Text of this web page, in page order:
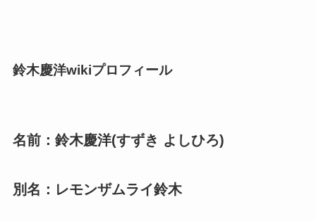
鈴木慶洋wikiプロフィール
名前：鈴木慶洋(すずき よしひろ)
別名：レモンザムライ鈴木